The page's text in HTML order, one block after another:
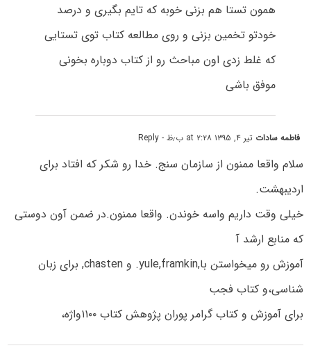
همون تستا هم بزنی خوبه که تایم بگیری و درصد
خودتو تخمین بزنی و روی مطالعه کتاب توی تستایی
که غلط زدی اون مباحث رو از کتاب دوباره بخونی
موفق باشی
فاطمه سادات تیر ۴, ۱۳۹۵ at ۲:۲۸ ب٫ظ - Reply
سلام واقعا ممنون از سازمان سنج. خدا رو شکر که افتاد برای
اردیبهشت.
خیلی وقت داریم واسه خوندن. واقعا ممنون.در ضمن آون دوستی
که منابع ارشد آ
آموزش رو میخواستن با,yule,framkin. و chasten, برای زبان
شناسی،و کتاب فجب
برای آموزش و کتاب گرامر پوران پژوهش کتاب ۱۱۰۰واژه،